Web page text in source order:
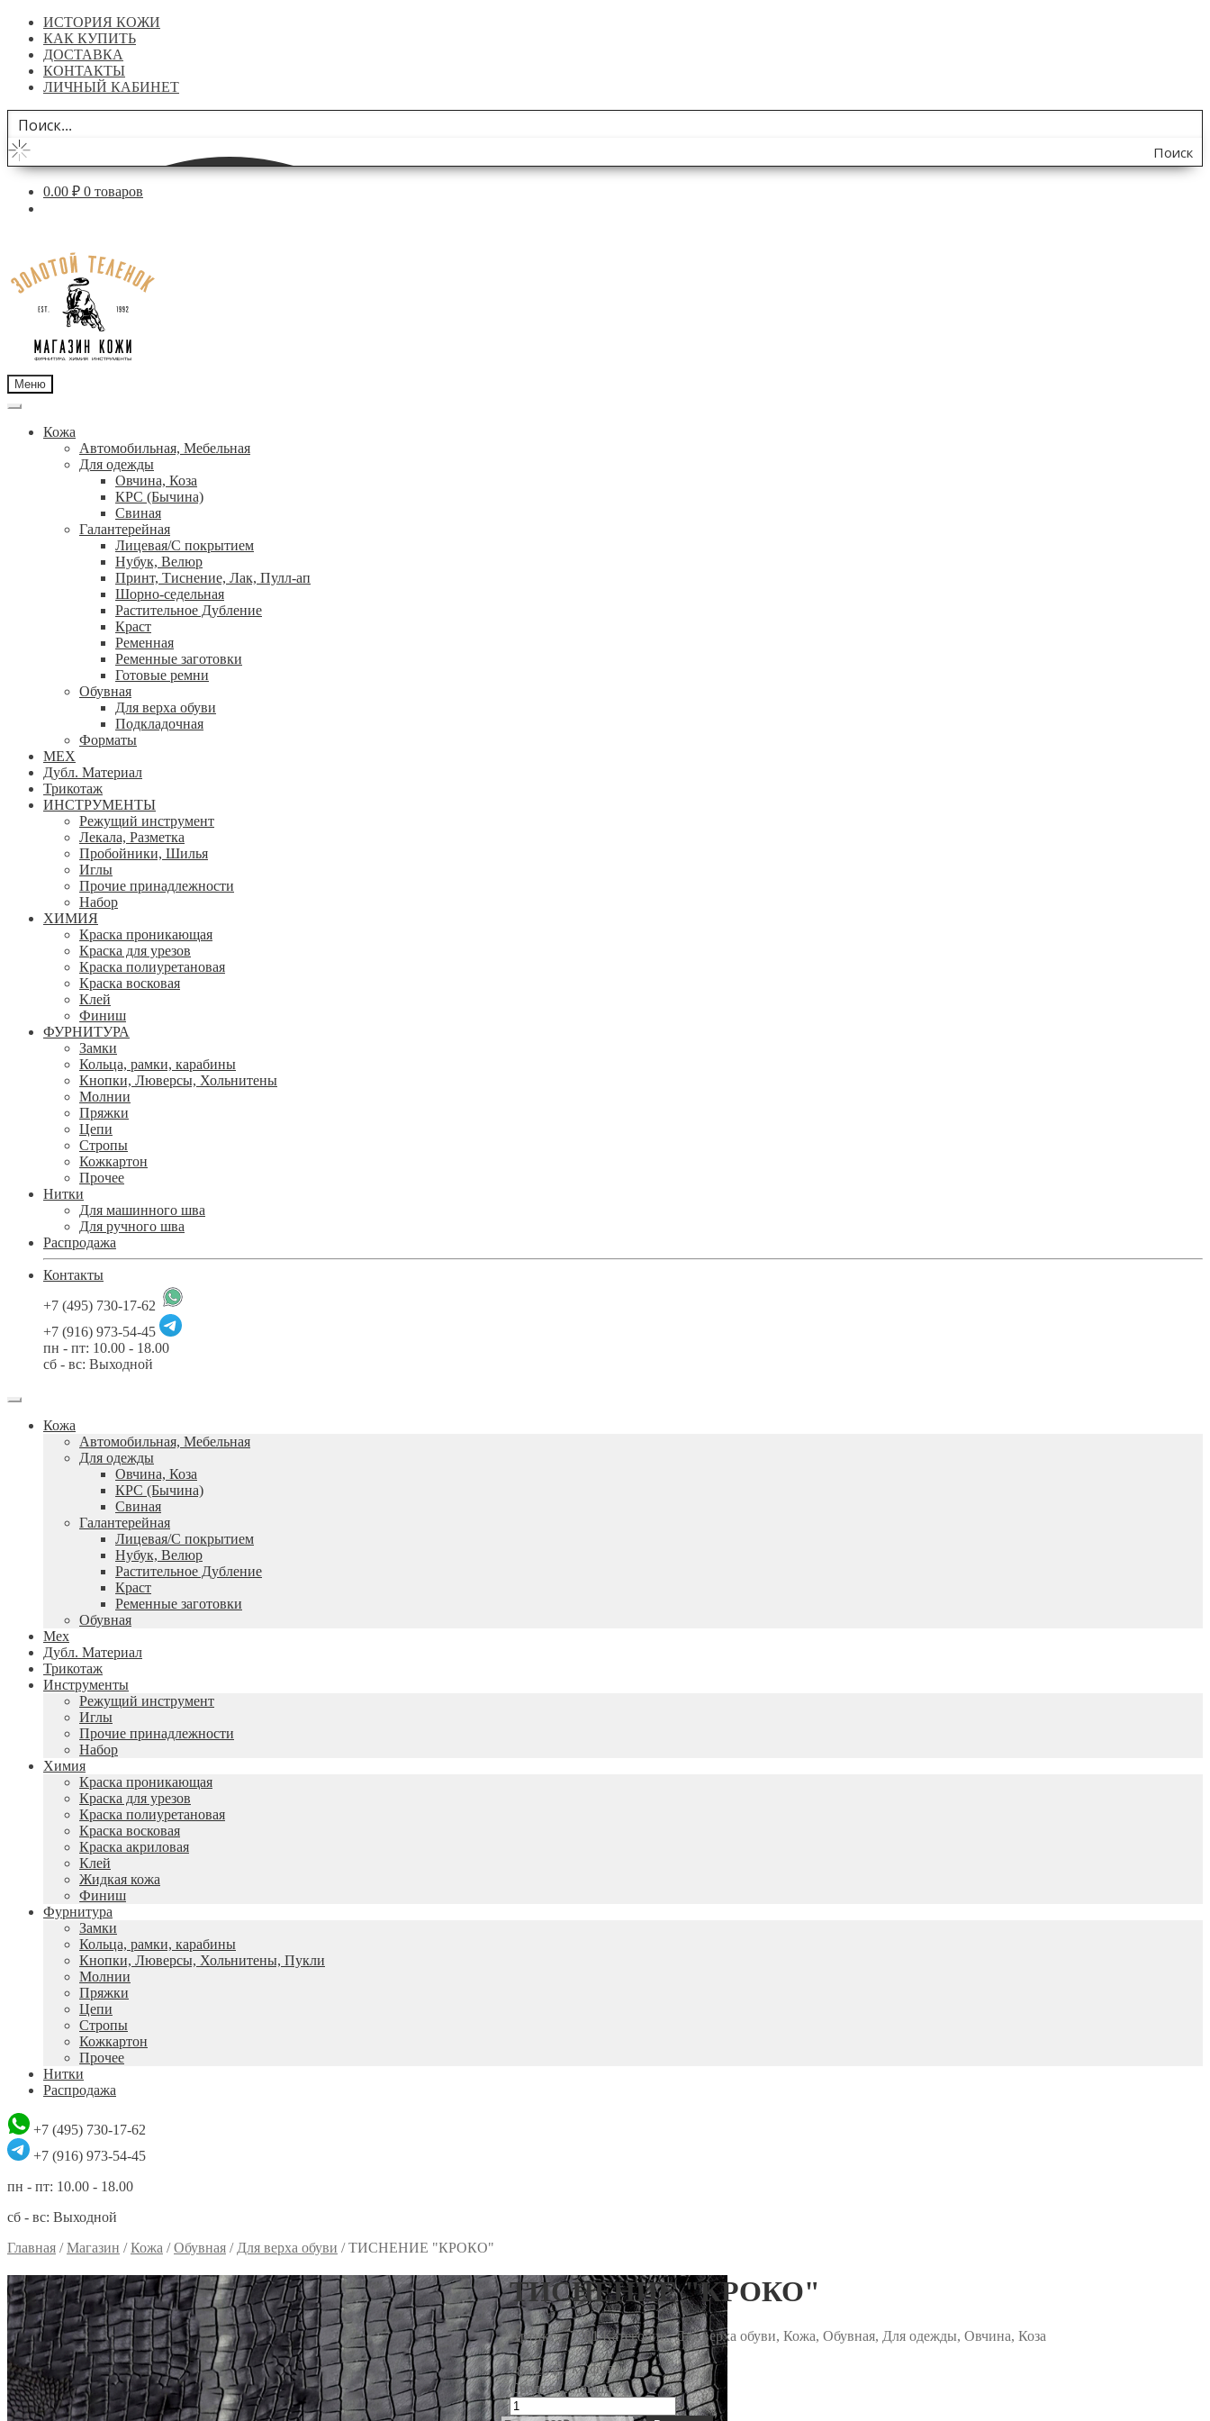
ИСТОРИЯ КОЖИ
КАК КУПИТЬ
ДОСТАВКА
КОНТАКТЫ
ЛИЧНЫЙ КАБИНЕТ
Поиск
по
0.00 ₽ 0 товаров
навигации
содержимому
Меню
Кожа
Автомобильная, Мебельная
Для одежды
Овчина, Коза
КРС (Бычина)
Свиная
Галантерейная
Лицевая/С покрытием
Нубук, Велюр
Принт, Тиснение, Лак, Пулл-ап
Шорно-седельная
Растительное Дубление
Краст
Ременная
Ременные заготовки
Готовые ремни
Обувная
Для верха обуви
Подкладочная
Форматы
МЕХ
Дубл. Материал
Трикотаж
ИНСТРУМЕНТЫ
Режущий инструмент
Лекала, Разметка
Пробойники, Шилья
Иглы
Прочие принадлежности
Набор
ХИМИЯ
Краска проникающая
Краска для урезов
Краска полиуретановая
Краска восковая
Клей
Финиш
ФУРНИТУРА
Замки
Кольца, рамки, карабины
Кнопки, Люверсы, Хольнитены
Молнии
Пряжки
Цепи
Стропы
Кожкартон
Прочее
Нитки
Для машинного шва
Для ручного шва
Распродажа
Контакты
+7 (495) 730-17-62
+7 (916) 973-54-45
пн - пт: 10.00 - 18.00
сб - вс: Выходной
Кожа
Автомобильная, Мебельная
Для одежды
Овчина, Коза
КРС (Бычина)
Свиная
Галантерейная
Лицевая/С покрытием
Нубук, Велюр
Растительное Дубление
Краст
Ременные заготовки
Обувная
Мех
Дубл. Материал
Трикотаж
Инструменты
Режущий инструмент
Иглы
Прочие принадлежности
Набор
Химия
Краска проникающая
Краска для урезов
Краска полиуретановая
Краска восковая
Краска акриловая
Клей
Жидкая кожа
Финиш
Фурнитура
Замки
Кольца, рамки, карабины
Кнопки, Люверсы, Хольнитены, Пукли
Молнии
Пряжки
Цепи
Стропы
Кожкартон
Прочее
Нитки
Распродажа
+7 (495) 730-17-62
+7 (916) 973-54-45
пн - пт: 10.00 - 18.00
сб - вс: Выходной
Главная /Магазин /Кожа /Обувная / Для верха обуви /ТИСНЕНИЕ "КРОКО"
ТИСНЕНИЕ "КРОКО"
Артикул:7981 Категории: Для верха обуви, Кожа, Обувная, Для одежды, Овчина, Коза
282.20₽/ кв.фут
Средняя площадь:
Количество